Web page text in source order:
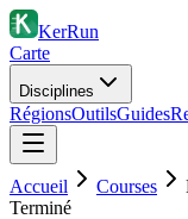
KerRun
Carte
Disciplines
RégionsOutilsGuides
Accueil Courses
Terminé